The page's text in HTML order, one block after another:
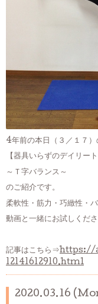
4年前の本日（３／１７）
【器具いらずのデイリー
～Ｔ字バランス～
のご紹介です。
柔軟性・筋力・巧緻性・
動画と一緒にお試しくださ
記事はこちら⇒https://
12141612910.html
2020.03.16